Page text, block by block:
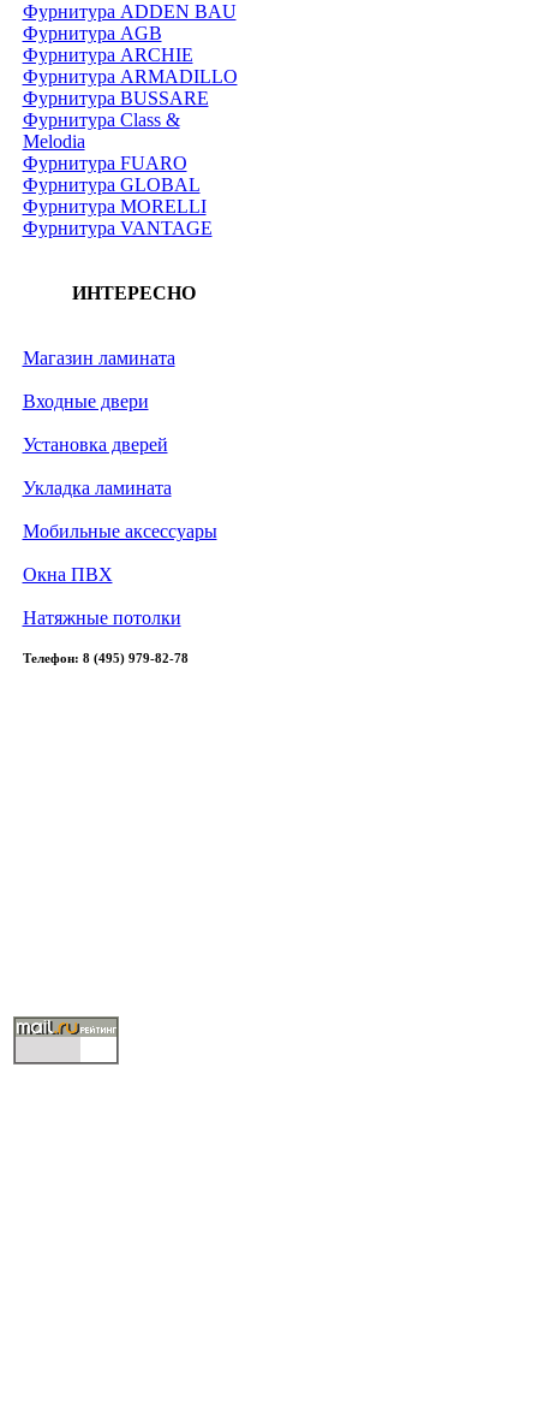
Фурнитура ADDEN BAU
Фурнитура AGB
Фурнитура ARCHIE
Фурнитура ARMADILLO
Фурнитура BUSSARE
Фурнитура Class &
Melodia
Фурнитура FUARO
Фурнитура GLOBAL
Фурнитура MORELLI
Фурнитура VANTAGE
ИНТЕРЕСНО
Магазин ламината
Входные двери
Установка дверей
Укладка ламината
Мобильные аксессуары
Окна ПВХ
Натяжные потолки
Телефон: 8 (495) 979-82-78